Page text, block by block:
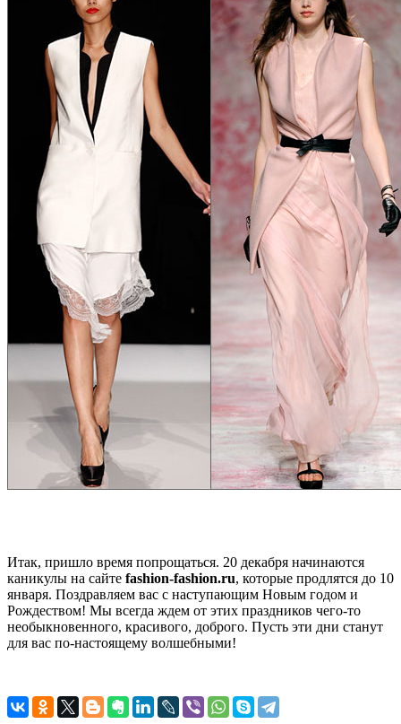
Итак, пришло время попрощаться. 20 декабря начинаются
каникулы на сайте fashion-fashion.ru, которые продлятся до 10
января. Поздравляем вас с наступающим Новым годом и
Рождеством! Мы всегда ждем от этих праздников чего-то
необыкновенного, красивого, доброго. Пусть эти дни станут
для вас по-настоящему волшебными!